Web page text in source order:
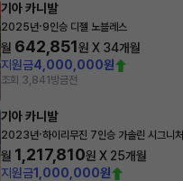
기아 카니발
2025년·9인승 디젤 노블레스
월 642,851원 X 34개월
지원금4,000,000원
조회 3,841 방금전
기아 카니발
2023년·하이리무진 7인승 가솔린 시그니처
월 1,217,810원 X 25개월
지원금1,000,000원